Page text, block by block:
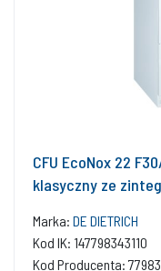
CFU EcoNox 22
klasyczny ze
Marka: DE DIETRICH
Kod IK: 147798343110
Kod Producenta: